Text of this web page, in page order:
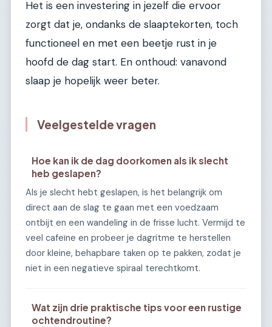
Het is een investering in jezelf die ervoor
zorgt dat je, ondanks de slaaptekorten, toch
functioneel en met een beetje rust in je
hoofd de dag start. En onthoud: vanavond
slaap je hopelijk weer beter.
Veelgestelde vragen
Hoe kan ik de dag doorkomen als ik slecht
heb geslapen?
Als je slecht hebt geslapen, is het belangrijk om
direct aan de slag te gaan met een voedzaam
ontbijt en een wandeling in de frisse lucht. Vermijd te
veel cafeïne en probeer je dagritme te herstellen
door kleine, behapbare taken op te pakken, zodat je
niet in een negatieve spiraal terechtkomt.
Wat zijn drie praktische tips voor een rustige
ochtendroutine?